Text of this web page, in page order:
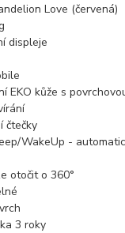
Love (červená)
displeje
EKO kůže s
čtečky
WakeUp -
otočit o 360°
3 roky